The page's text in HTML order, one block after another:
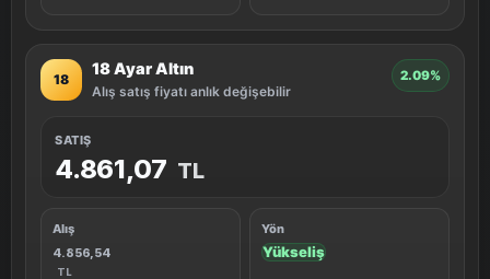
18
18 Ayar Altın
Alış satış fiyatı anlık değişebilir
2.09%
SATIŞ
4.861,07 TL
Alış
4.856,54
TL
Yön
Yükseliş